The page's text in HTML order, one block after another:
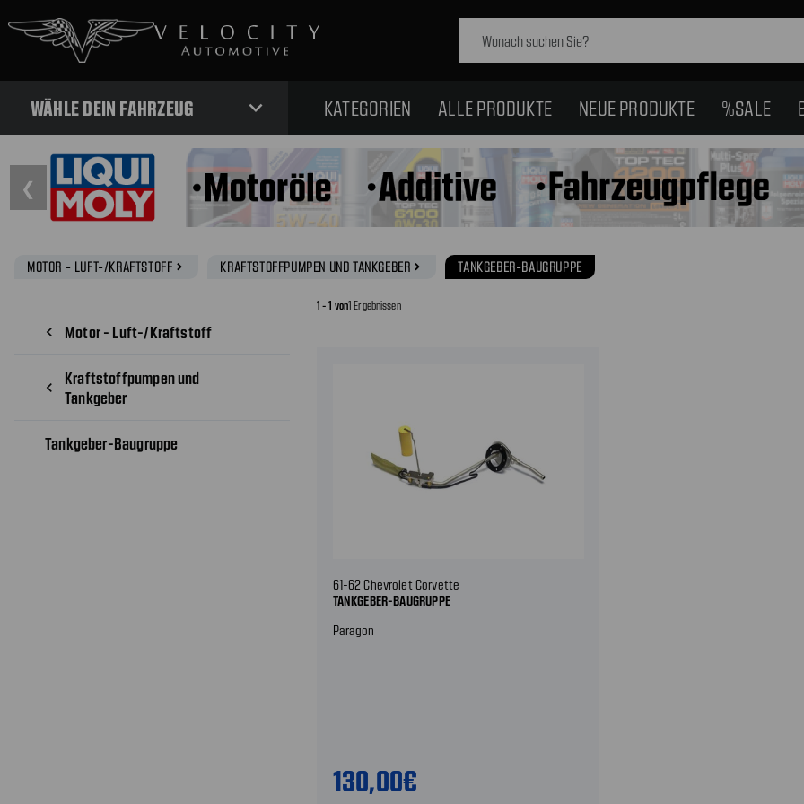
WÄHLE DEIN FAHRZEUG expand_more KATEGORIEN ALLE PRODUKTE NEUE PRODUKTE %SALE
❮
MOTOR - LUFT-/KRAFTSTOFF navigate_next KRAFTSTOFFPUMPEN UND TANKGEBER navigate_next TANKGEBER-BAUGRUPPE
navigate_before Motor - Luft-/Kraftstoff
navigate_before
Kraftstoffpumpen und
Tankgeber
Tankgeber-Baugruppe
1 - 1 von1 Ergebnissen
61-62 Chevrolet Corvette
TANKGEBER-BAUGRUPPE
Paragon
130,00€